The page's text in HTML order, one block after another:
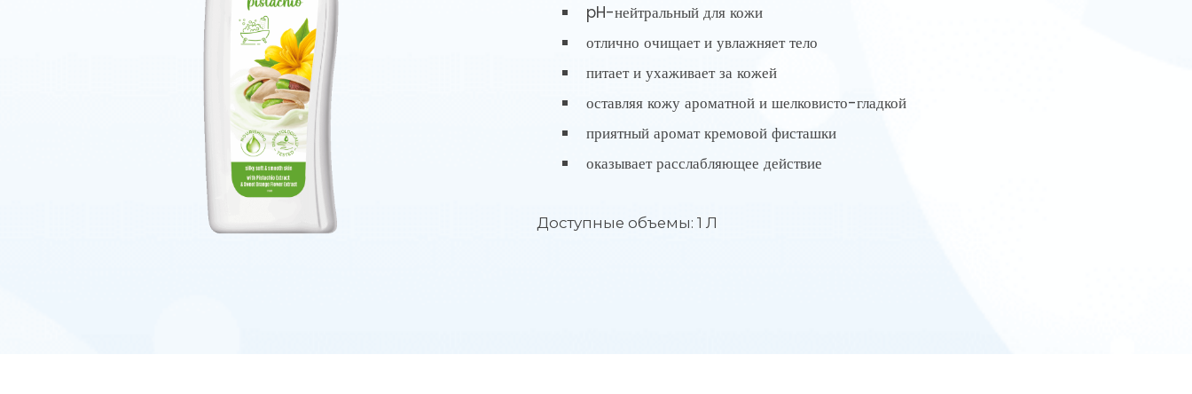
pH-нейтральный для кожи
отлично очищает и увлажняет тело
питает и ухаживает за кожей
оставляя кожу ароматной и шелковисто-гладкой
приятный аромат кремовой фисташки
оказывает расслабляющее действие
Доступные объемы: 1 Л